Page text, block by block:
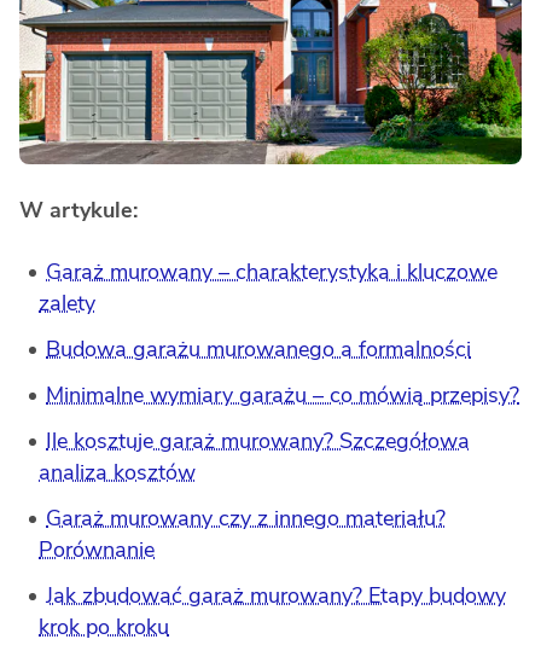
W artykule:
Garaż murowany – charakterystyka i kluczowe
zalety
Budowa garażu murowanego a formalności
Minimalne wymiary garażu – co mówią przepisy?
Ile kosztuje garaż murowany? Szczegółowa
analiza kosztów
Garaż murowany czy z innego materiału?
Porównanie
Jak zbudować garaż murowany? Etapy budowy
krok po kroku